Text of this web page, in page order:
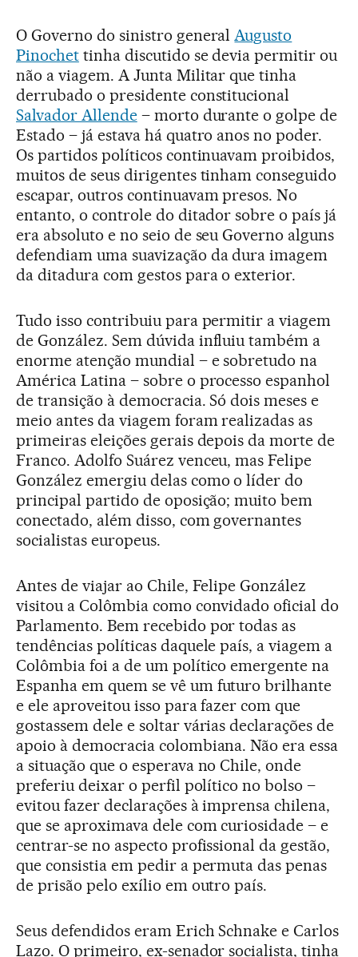
O Governo do sinistro generalAugusto
Pinochettinha discutido se devia permitir ou
não a viagem. A Junta Militar que tinha
derrubado o presidente constitucional
Salvador Allende– morto durante o golpe de
Estado – já estava há quatro anos no poder.
Os partidos políticos continuavam proibidos,
muitos de seus dirigentes tinham conseguido
escapar, outros continuavam presos. No
entanto, o controle do ditador sobre o país já
era absoluto e no seio de seu Governo alguns
defendiam uma suavização da dura imagem
da ditadura com gestos para o exterior.
Tudo isso contribuiu para permitir a viagem
de González. Sem dúvida influiu também a
enorme atenção mundial – e sobretudo na
América Latina – sobre o processo espanhol
de transição à democracia. Só dois meses e
meio antes da viagem foram realizadas as
primeiras eleições gerais depois da morte de
Franco. Adolfo Suárez venceu, mas Felipe
González emergiu delas como o líder do
principal partido de oposição; muito bem
conectado, além disso, com governantes
socialistas europeus.
Antes de viajar ao Chile, Felipe González
visitou a Colômbia como convidado oficial do
Parlamento. Bem recebido por todas as
tendências políticas daquele país, a viagem a
Colômbia foi a de um político emergente na
Espanha em quem se vê um futuro brilhante
e ele aproveitou isso para fazer com que
gostassem dele e soltar várias declarações de
apoio à democracia colombiana. Não era essa
a situação que o esperava no Chile, onde
preferiu deixar o perfil político no bolso –
evitou fazer declarações à imprensa chilena,
que se aproximava dele com curiosidade – e
centrar-se no aspecto profissional da gestão,
que consistia em pedir a permuta das penas
de prisão pelo exílio em outro país.
Seus defendidos eram Erich Schnake e Carlos
Lazo. O primeiro, ex-senador socialista, tinha